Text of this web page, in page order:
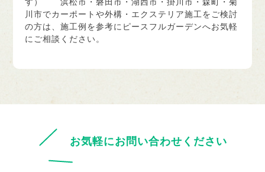
す） 浜松市・磐田市・湖西市・掛川市・森町・菊
川市でカーポートや外構・エクステリア施工をご検討
の方は、施工例を参考にピースフルガーデンへお気軽
にご相談ください。
お気軽にお問い合わせください